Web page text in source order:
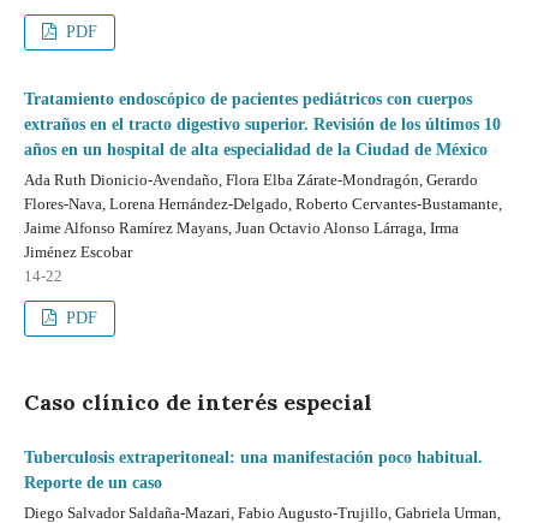
PDF
Tratamiento endoscópico de pacientes pediátricos con cuerpos
extraños en el tracto digestivo superior. Revisión de los últimos 10
años en un hospital de alta especialidad de la Ciudad de México
Ada Ruth Dionicio-Avendaño, Flora Elba Zárate-Mondragón, Gerardo
Flores-Nava, Lorena Hernández-Delgado, Roberto Cervantes-Bustamante,
Jaime Alfonso Ramírez Mayans, Juan Octavio Alonso Lárraga, Irma
Jiménez Escobar
14-22
PDF
Caso clínico de interés especial
Tuberculosis extraperitoneal: una manifestación poco habitual.
Reporte de un caso
Diego Salvador Saldaña-Mazari, Fabio Augusto-Trujillo, Gabriela Urman,